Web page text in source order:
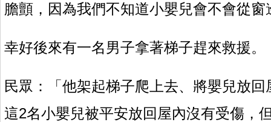
膽顫，因為我們不知道小嬰兒會不會從窗
幸好後來有一名男子拿著梯子趕來救援。
民眾：「他架起梯子爬上去、將嬰兒放
這2名小嬰兒被平安放回屋內沒有受傷，